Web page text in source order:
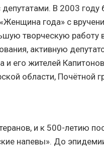
депутатами. В 2003 году
года» с
творческую работу
активную
и его жителей
области, Почётной
и к 500-летию
напевы». До